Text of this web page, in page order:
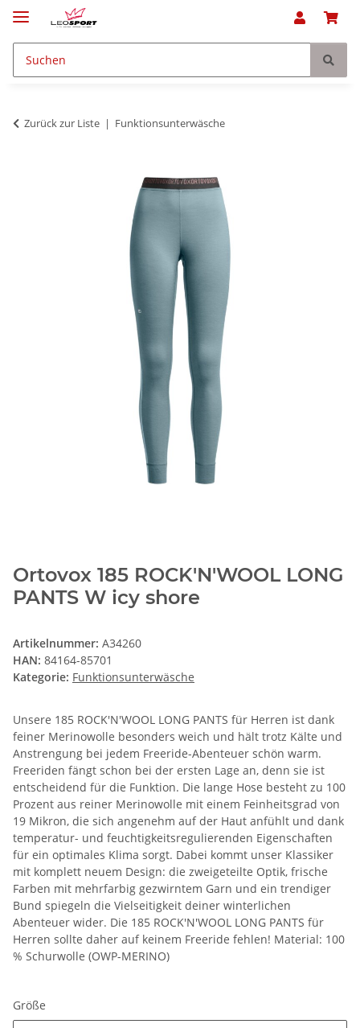
Zurück zur Liste Funktionsunterwäsche
Ortovox 185 ROCK'N'WOOL LONG
PANTS W icy shore
Artikelnummer: A34260
HAN: 84164-85701
Kategorie: Funktionsunterwäsche
Unsere 185 ROCK'N'WOOL LONG PANTS für Herren ist dank
feiner Merinowolle besonders weich und hält trotz Kälte und
Anstrengung bei jedem Freeride-Abenteuer schön warm.
Freeriden fängt schon bei der ersten Lage an, denn sie ist
entscheidend für die Funktion. Die lange Hose besteht zu 100
Prozent aus reiner Merinowolle mit einem Feinheitsgrad von
19 Mikron, die sich angenehm auf der Haut anfühlt und dank
temperatur- und feuchtigkeitsregulierenden Eigenschaften
für ein optimales Klima sorgt. Dabei kommt unser Klassiker
mit komplett neuem Design: die zweigeteilte Optik, frische
Farben mit mehrfarbig gezwirntem Garn und ein trendiger
Bund spiegeln die Vielseitigkeit deiner winterlichen
Abenteuer wider. Die 185 ROCK'N'WOOL LONG PANTS für
Herren sollte daher auf keinem Freeride fehlen! Material: 100
% Schurwolle (OWP-MERINO)
Größe